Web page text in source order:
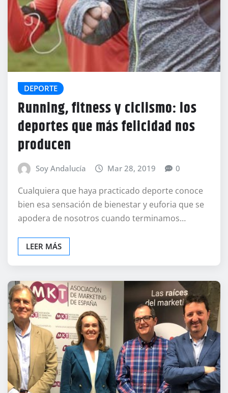
DEPORTE
Running, fitness y ciclismo: los
deportes que más felicidad nos
producen
Soy Andalucía Mar 28, 2019 0
Cualquiera que haya practicado deporte conoce
bien esa sensación de bienestar y euforia que se
apodera de nosotros cuando terminamos…
LEER MÁS